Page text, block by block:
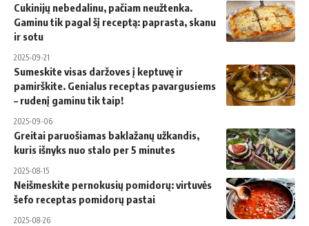
Cukinijų nebedalinu, pačiam neužtenka.
Gaminu tik pagal šį receptą: paprasta, skanu
ir sotu
2025-09-21
Sumeskite visas daržoves į keptuvę ir
pamirškite. Genialus receptas pavargusiems
– rudenį gaminu tik taip!
2025-09-06
Greitai paruošiamas baklažanų užkandis,
kuris išnyks nuo stalo per 5 minutes
2025-08-15
Neišmeskite pernokusių pomidorų: virtuvės
šefo receptas pomidorų pastai
2025-08-26